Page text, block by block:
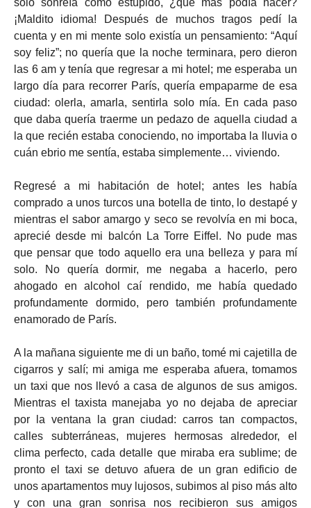
solo sonreía como estúpido, ¿qué más podía hacer?
¡Maldito idioma! Después de muchos tragos pedí la
cuenta y en mi mente solo existía un pensamiento: “Aquí
soy feliz”; no quería que la noche terminara, pero dieron
las 6 am y tenía que regresar a mi hotel; me esperaba un
largo día para recorrer París, quería empaparme de esa
ciudad: olerla, amarla, sentirla solo mía. En cada paso
que daba quería traerme un pedazo de aquella ciudad a
la que recién estaba conociendo, no importaba la lluvia o
cuán ebrio me sentía, estaba simplemente… viviendo.
Regresé a mi habitación de hotel; antes les había
comprado a unos turcos una botella de tinto, lo destapé y
mientras el sabor amargo y seco se revolvía en mi boca,
aprecié desde mi balcón La Torre Eiffel. No pude mas
que pensar que todo aquello era una belleza y para mí
solo. No quería dormir, me negaba a hacerlo, pero
ahogado en alcohol caí rendido, me había quedado
profundamente dormido, pero también profundamente
enamorado de París.
A la mañana siguiente me di un baño, tomé mi cajetilla de
cigarros y salí; mi amiga me esperaba afuera, tomamos
un taxi que nos llevó a casa de algunos de sus amigos.
Mientras el taxista manejaba yo no dejaba de apreciar
por la ventana la gran ciudad: carros tan compactos,
calles subterráneas, mujeres hermosas alrededor, el
clima perfecto, cada detalle que miraba era sublime; de
pronto el taxi se detuvo afuera de un gran edificio de
unos apartamentos muy lujosos, subimos al piso más alto
y con una gran sonrisa nos recibieron sus amigos